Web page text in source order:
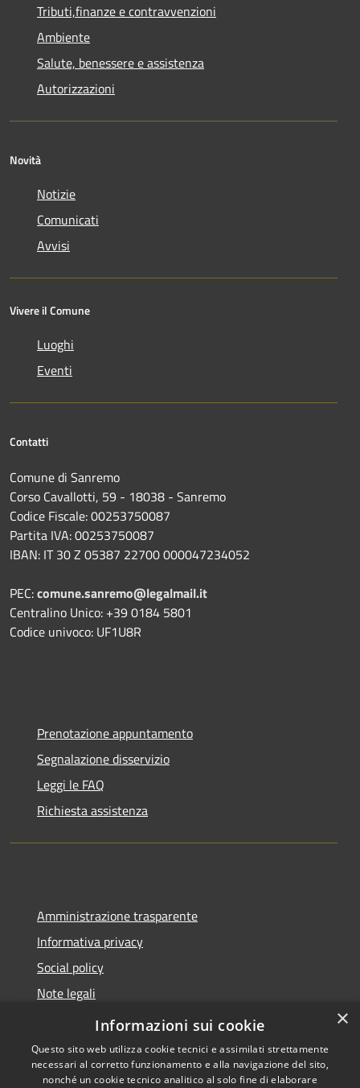
Tributi,finanze e contravvenzioni
Ambiente
Salute, benessere e assistenza
Autorizzazioni
Novità
Notizie
Comunicati
Avvisi
Vivere il Comune
Luoghi
Eventi
Contatti
Comune di Sanremo
Corso Cavallotti, 59 - 18038 - Sanremo
Codice Fiscale: 00253750087
Partita IVA: 00253750087
IBAN: IT 30 Z 05387 22700 000047234052
PEC:comune.sanremo@legalmail.it
Centralino Unico: +39 0184 5801
Codice univoco: UF1U8R
Prenotazione appuntamento
Segnalazione disservizio
Leggi le FAQ
Richiesta assistenza
Amministrazione trasparente
Informativa privacy
Social policy
Note legali
Dichiarazione di accessibilità
×
Informazioni sui cookie
Questo sito web utilizza cookie tecnici e assimilati strettamente
necessari al corretto funzionamento e alla navigazione del sito,
nonché un cookie tecnico analitico al solo fine di elaborare